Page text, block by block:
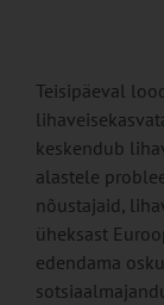
Teisipäeval
keskendub
alastele
nõustajaid,
üheksast
edendama